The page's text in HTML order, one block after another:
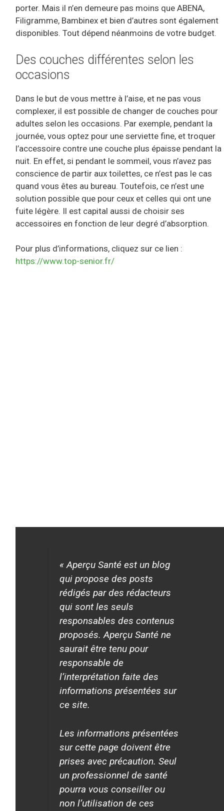
porter. Mais il n’en demeure pas moins que ABENA,
Filigramme, Bambinex et bien d’autres sont également
disponibles. Tout dépend néanmoins de votre budget.
Des couches différentes selon les
occasions
Dans le but de vous mettre à l’aise, et ne pas vous
complexer, il est possible de changer de couches pour
adultes selon les occasions. Par exemple, pendant la
journée, vous optez pour une serviette fine, et troquer
l’accessoire contre une couche plus épaisse pendant la
nuit. En effet, si pendant le sommeil, vous n’avez pas
conscience de partir aux toilettes, ce n’est pas le cas
quand vous êtes au bureau. Toutefois, ce n’est une
solution possible que pour ceux et celles qui ont une
fuite légère. Il est capital aussi de choisir ses
accessoires en fonction de leur degré d’absorption.
Pour plus d’informations, cliquez sur ce lien :
https://www.top-senior.fr/
« Aperçu Santé est un blog
qui propose des posts
rédigés par des rédacteurs
qui sont les seuls
responsables des contenus
proposés. Aperçu Santé ne
saurait être tenu pour
responsable de
l’interprétation faite des
informations présentées sur
ce site.
Les informations présentées
sur cette page doivent être
prises avec précaution. Seul
un professionnel de santé
pourra vous conseiller ou
non l’utilisation de ces